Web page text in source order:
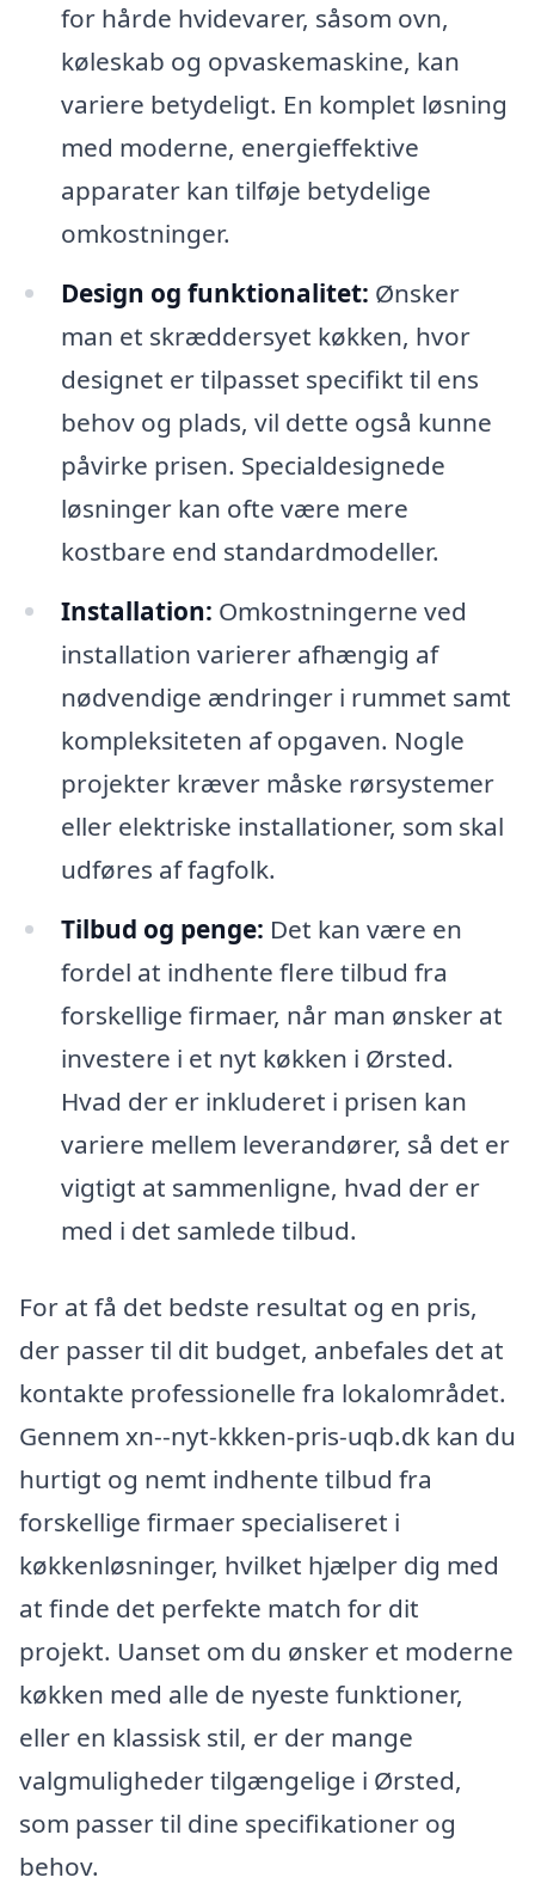
for hårde hvidevarer, såsom ovn,
køleskab og opvaskemaskine, kan
variere betydeligt. En komplet løsning
med moderne, energieffektive
apparater kan tilføje betydelige
omkostninger.
Design og funktionalitet: Ønsker
man et skræddersyet køkken, hvor
designet er tilpasset specifikt til ens
behov og plads, vil dette også kunne
påvirke prisen. Specialdesignede
løsninger kan ofte være mere
kostbare end standardmodeller.
Installation: Omkostningerne ved
installation varierer afhængig af
nødvendige ændringer i rummet samt
kompleksiteten af opgaven. Nogle
projekter kræver måske rørsystemer
eller elektriske installationer, som skal
udføres af fagfolk.
Tilbud og penge: Det kan være en
fordel at indhente flere tilbud fra
forskellige firmaer, når man ønsker at
investere i et nyt køkken i Ørsted.
Hvad der er inkluderet i prisen kan
variere mellem leverandører, så det er
vigtigt at sammenligne, hvad der er
med i det samlede tilbud.
For at få det bedste resultat og en pris,
der passer til dit budget, anbefales det at
kontakte professionelle fra lokalområdet.
Gennem xn--nyt-kkken-pris-uqb.dk kan du
hurtigt og nemt indhente tilbud fra
forskellige firmaer specialiseret i
køkkenløsninger, hvilket hjælper dig med
at finde det perfekte match for dit
projekt. Uanset om du ønsker et moderne
køkken med alle de nyeste funktioner,
eller en klassisk stil, er der mange
valgmuligheder tilgængelige i Ørsted,
som passer til dine specifikationer og
behov.